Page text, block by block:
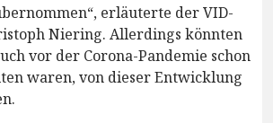
erläuterte der VID-
Niering. Allerdings könnten
vor der Corona-Pandemie schon
waren, von dieser Entwicklung